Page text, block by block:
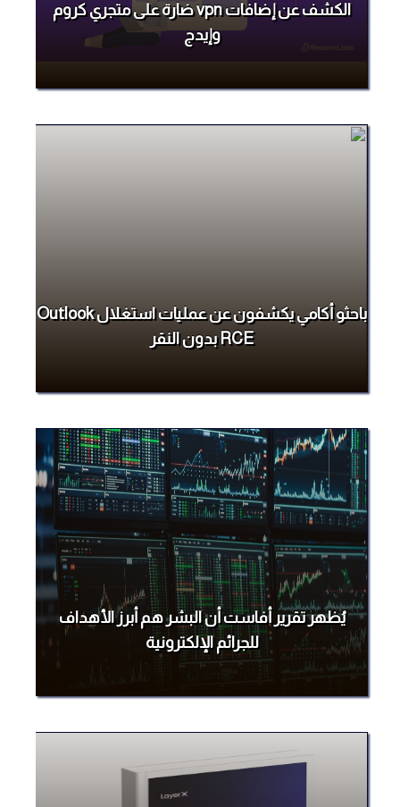
الكشف عن إضافات vpn ضارة على متجري كروم
وإيدج
باحثو أكامي يكشفون عن عمليات استغلال Outlook
RCE بدون النقر
يُظهر تقرير أفاست أن البشر هم أبرز الأهداف
للجرائم الإلكترونية